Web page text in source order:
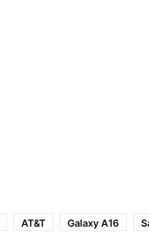
AT&T Galaxy A16